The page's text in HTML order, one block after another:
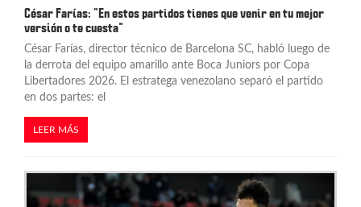
d
a
s
César Farías: “En estos partidos tienes que venir en tu mejor
versión o te cuesta”
César Farías, director técnico de Barcelona SC, habló luego de
la derrota del equipo amarillo ante Boca Juniors por Copa
Libertadores 2026. El estratega venezolano separó el partido
en dos partes: el
LEER MÁS